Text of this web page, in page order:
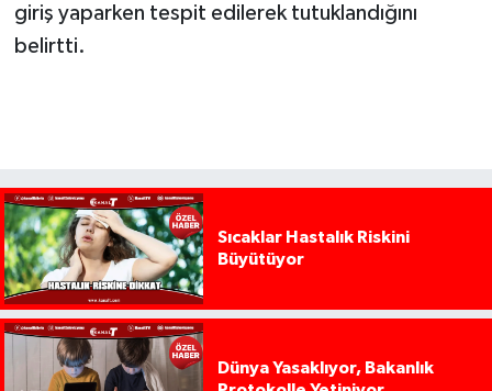
giriş yaparken tespit edilerek tutuklandığını
belirtti.
Sıcaklar Hastalık Riskini
Büyütüyor
Dünya Yasaklıyor, Bakanlık